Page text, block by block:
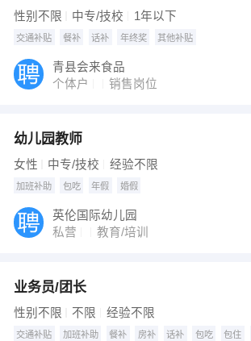
发布 [吹瓶车间操作工 ] 招聘
【张涛】 强势入驻
性别不限 中专/技校 1年以下
交通补贴 餐补 话补 年终奖 其他补贴
青县会来食品
个体户
销售岗位
幼儿园教师
女性 中专/技校 经验不限
加班补助 包吃 年假 婚假
英伦国际幼儿园
私营
教育/培训
业务员/团长
性别不限 不限 经验不限
交通补贴 加班补助 餐补 房补 话补 包吃 包住